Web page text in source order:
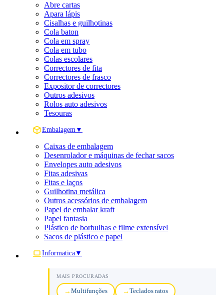
Abre cartas
Apara lápis
Cisalhas e guilhotinas
Cola baton
Cola em spray
Cola em tubo
Colas escolares
Correctores de fita
Correctores de frasco
Expositor de correctores
Outros adesivos
Rolos auto adesivos
Tesouras
Embalagem ▼
Caixas de embalagem
Desenrolador e máquinas de fechar sacos
Envelopes auto adesivos
Fitas adesivas
Fitas e laços
Guilhotina metálica
Outros acessórios de embalagem
Papel de embalar kraft
Papel fantasia
Plástico de borbulhas e filme extensível
Sacos de plástico e papel
Informatica ▼
MAIS PROCURADAS
Multifunções Teclados ratos